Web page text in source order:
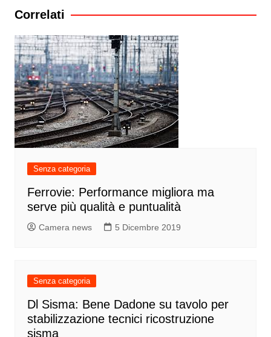
Correlati
Senza categoria
Ferrovie: Performance migliora ma
serve più qualità e puntualità
Camera news 5 Dicembre 2019
Senza categoria
Dl Sisma: Bene Dadone su tavolo per
stabilizzazione tecnici ricostruzione
sisma